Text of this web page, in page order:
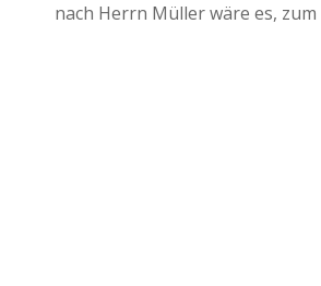
nach Herrn Müller wäre es,